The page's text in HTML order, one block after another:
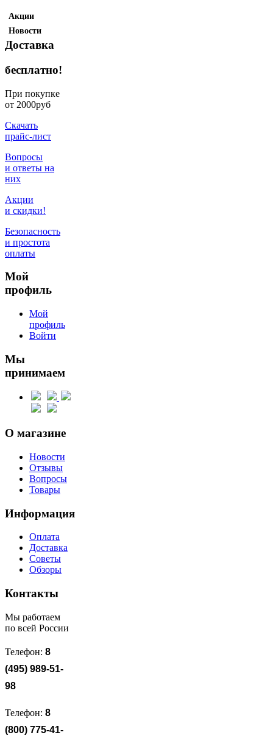
Акции
Новости
Доставка
бесплатно!
При покупке
от 2000руб
Скачать
прайс-лист
Вопросы
и ответы на
них
Акции
и скидки!
Безопасность
и простота
оплаты
Мой
профиль
Мой
профиль
Войти
Мы
принимаем
О магазине
Новости
Oтзывы
Вопросы
Товары
Информация
Оплата
Доставка
Советы
Обзоры
Контакты
Мы работаем
по всей России
Телефон: 8
(495) 989-51-
98
Телефон: 8
(800) 775-41-